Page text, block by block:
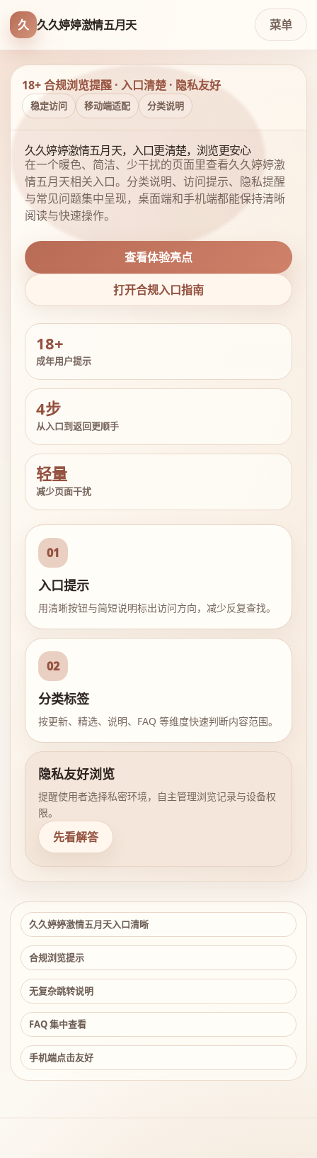
久 久久婷婷激情五月天 菜单
18+ 合规浏览提醒 · 入口清楚 · 隐私友好
稳定访问 移动端适配 分类说明
久久婷婷激情五月天，入口更清楚，浏览更安心
在一个暖色、简洁、少干扰的页面里查看久久婷婷激
情五月天相关入口。分类说明、访问提示、隐私提醒
与常见问题集中呈现，桌面端和手机端都能保持清晰
阅读与快速操作。
查看体验亮点
打开合规入口指南
18+
成年用户提示
4步
从入口到返回更顺手
轻量
减少页面干扰
01
入口提示
用清晰按钮与简短说明标出访问方向，减少反复查找。
02
分类标签
按更新、精选、说明、FAQ 等维度快速判断内容范围。
隐私友好浏览
提醒使用者选择私密环境，自主管理浏览记录与设备权
限。
先看解答
久久婷婷激情五月天入口清晰
合规浏览提示
无复杂跳转说明
FAQ 集中查看
手机端点击友好